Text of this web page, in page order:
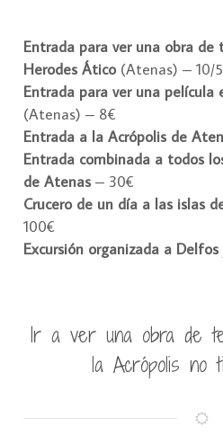
Entrada para ver una obra
Herodes Ático (Atenas) – 10/
Entrada para ver una película
(Atenas) – 8€
Entrada a la Acrópolis de
Entrada combinada a todos
de Atenas – 30€
Crucero de un día a las islas
100€
Excursión organizada a
Ir a ver una obra de
la Acrópolis no